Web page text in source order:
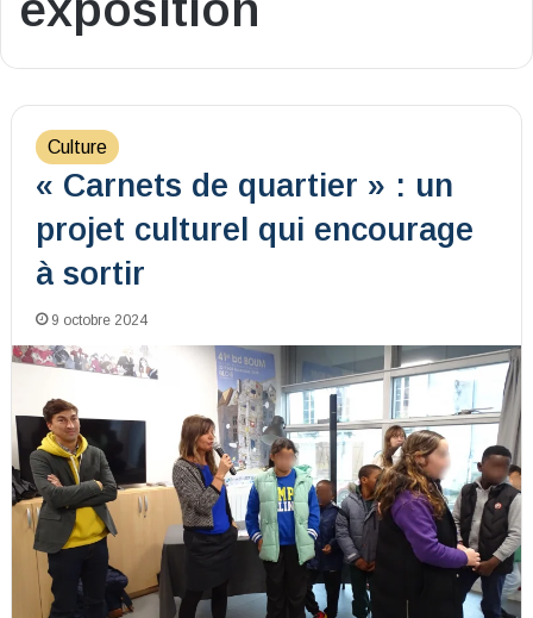
Culture
« Carnets de quartier » : un
projet culturel qui encourage
à sortir
9 octobre 2024